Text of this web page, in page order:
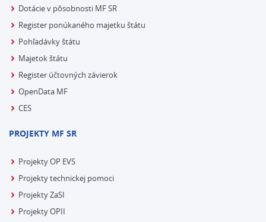
Dotácie v pôsobnosti MF SR
Register ponúkaného majetku štátu
Pohľadávky štátu
Majetok štátu
Register účtovných závierok
OpenData MF
CES
PROJEKTY MF SR
Projekty OP EVS
Projekty technickej pomoci
Projekty ZaSI
Projekty OPII